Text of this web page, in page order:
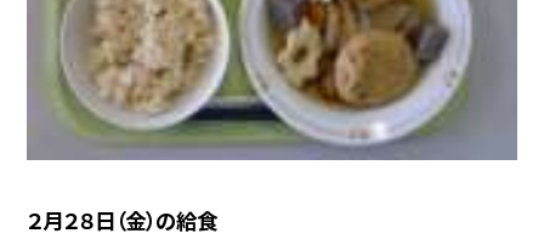
２月２８日（金）の給食